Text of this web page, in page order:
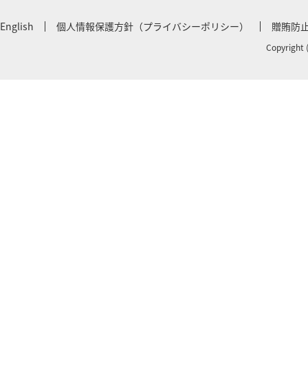
English 個人情報保護方針（プライバシーポリシー） 贈賄防
Copyright